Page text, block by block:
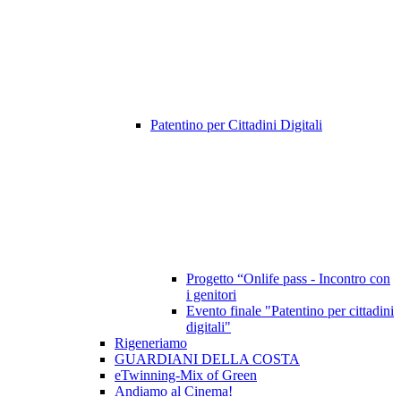
Patentino per Cittadini Digitali
Progetto “Onlife pass - Incontro con
i genitori
Evento finale "Patentino per cittadini
digitali"
Rigeneriamo
GUARDIANI DELLA COSTA
eTwinning-Mix of Green
Andiamo al Cinema!